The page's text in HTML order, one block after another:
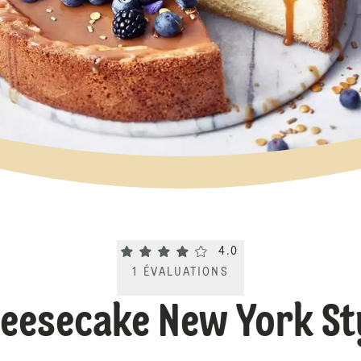
Current rating 4.0. Click to rate.
4.0
1
ÉVALUATIONS
New York